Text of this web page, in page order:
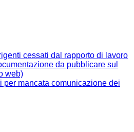
cessati dal rapporto di lavoro
da pubblicare sul
web)
per mancata comunicazione dei